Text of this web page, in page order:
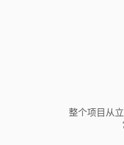
整个项目从